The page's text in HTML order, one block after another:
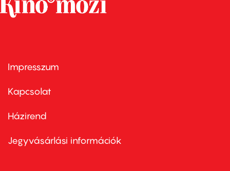
Footer
first
Impresszum
Kapcsolat
Footer
second
Házirend
Jegyvásárlási információk